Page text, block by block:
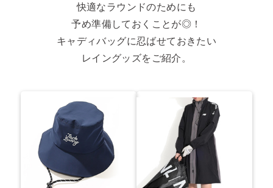
快適なラウンドのためにも
予め準備しておくことが◎！
キャディバッグに忍ばせておきたい
レイングッズをご紹介。